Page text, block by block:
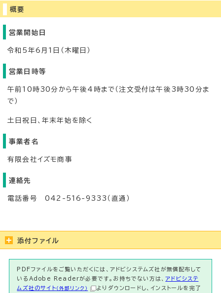
概要
営業開始日
令和5年6月1日（木曜日）
営業日時等
午前10時30分から午後4時まで（注文受付は午後3時30分ま
で）
土日祝日、年末年始を除く
事業者名
有限会社イズモ商事
連絡先
電話番号 042-516-9333（直通）
添付ファイル
PDFファイルをご覧いただくには、アドビシステムズ社が無償配布して
いるAdobe Readerが必要です。お持ちでない方は、アドビシステ
ムズ社のサイト （外部リンク）
よりダウンロードし、インストールを完了